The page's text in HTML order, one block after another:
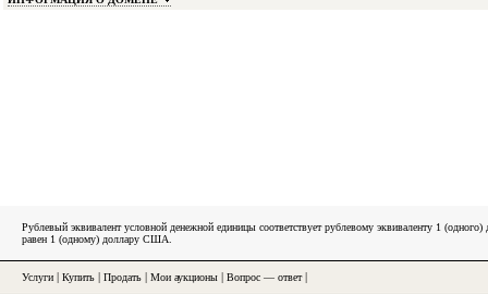
Рублевый эквивалент условной денежной единицы соответствует рублевому эквиваленту 1
равен 1 (одному) доллару США.
Услуги Купить Продать Мои аукционы Вопрос — ответ|